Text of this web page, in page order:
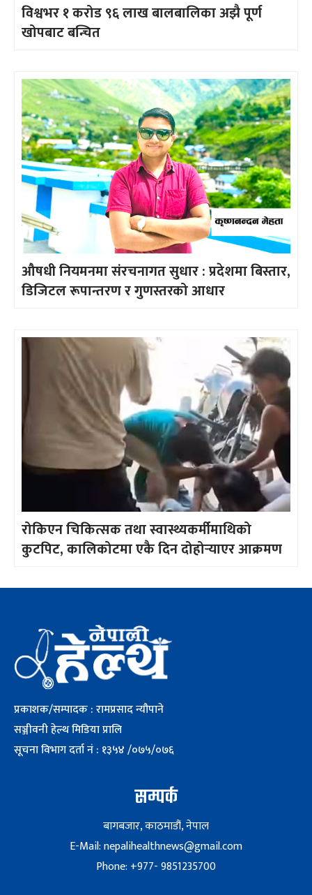
विश्वभर १ करोड ९६ लाख बालबालिका अझै पूर्ण
खोपबाट बन्चित
औषधी नियमनमा संरचनागत सुधार : प्रदेशमा बिस्तार,
डिजिटल रूपान्तरण र गुणस्तरको आधार
रोकिएन चिकित्सक तथा स्वास्थ्यकर्मीमाथिको
कुटपिट, कालिकोटमा एकै दिन दोहोर्‍याएर आक्रमण
प्रकाशक/सम्पादक : रामप्रसाद न्यौपाने
सञ्जीवनी हेल्थ मिडिया प्रालि
सूचना विभाग दर्ता नं : १३५४ /०७५/०७६
सम्पर्क
बागबजार, काठमाडौं, नेपाल
E-Mail: nepalihealthnews@gmail.com
Phone: +977- 9851235700